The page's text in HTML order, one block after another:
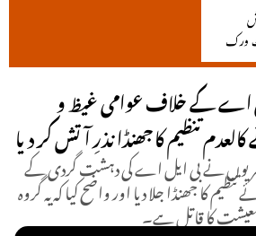
اے کے خلاف عوامی غیظ و
تنظیم کا جھنڈا نذرِ آتش کر دیا
نے بی ایل اے کی دہشت گردی کے
کا جھنڈا جلا دیا اور واضح کیا کہ یہ گروہ
کا قاتل ہے۔